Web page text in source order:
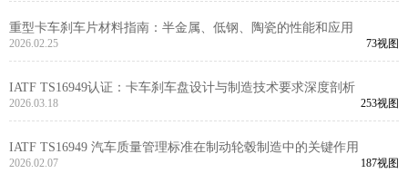
重型卡车刹车片材料指南：半金属、低钢、陶瓷的性能和应用
2026.02.25 73视图
IATF TS16949认证：卡车刹车盘设计与制造技术要求深度剖析
2026.03.18 253视图
IATF TS16949 汽车质量管理标准在制动轮毂制造中的关键作用
2026.02.07 187视图